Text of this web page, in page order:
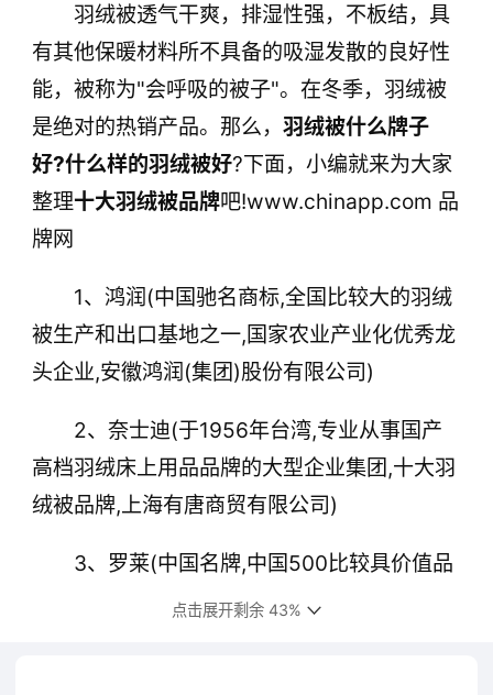
羽绒被透气干爽，排湿性强，不板结，具
有其他保暖材料所不具备的吸湿发散的良好性
能，被称为"会呼吸的被子"。在冬季，羽绒被
是绝对的热销产品。那么， 羽绒被什么牌子
好?什么样的羽绒被好?下面，小编就来为大家
整理十大羽绒被品牌吧!www.chinapp.com 品
牌网
1、鸿润(中国驰名商标,全国比较大的羽绒
被生产和出口基地之一,国家农业产业化优秀龙
头企业,安徽鸿润(集团)股份有限公司)
2、奈士迪(于1956年台湾,专业从事国产
高档羽绒床上用品品牌的大型企业集团,十大羽
绒被品牌,上海有唐商贸有限公司)
3、罗莱(中国名牌,中国500比较具价值品
牌,上海市名牌,国内综合实力比较强的家纺企业
点击展开剩余 43%